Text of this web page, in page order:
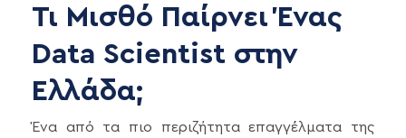
Τι Μισθό Παίρνει Ένας
Data Scientist στην
Ελλάδα;
Ένα από τα πιο περιζήτητα επαγγέλματα της